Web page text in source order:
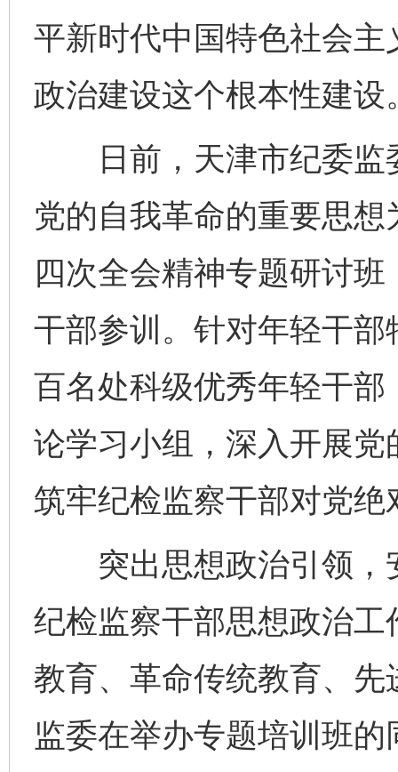
平新时代中国特色社会
政治建设这个根本性建设
日前，天津市纪委监
党的自我革命的重要思
四次全会精神专题研讨
干部参训。针对年轻干
百名处科级优秀年轻干
论学习小组，深入开展
筑牢纪检监察干部对党
突出思想政治引领，
纪检监察干部思想政治
教育、革命传统教育、
监委在举办专题培训班